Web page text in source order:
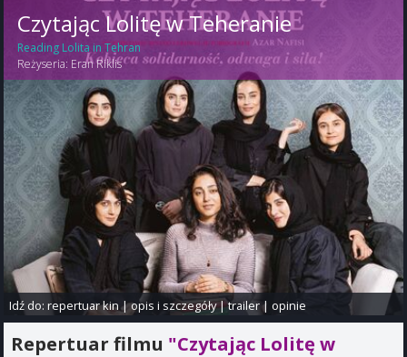
Czytając Lolitę w Teheranie
Reading Lolita in Tehran
Reżyseria: Eran Riklis
Idź do:repertuar kin|opis i szczegóły|trailer|opinie
Repertuar filmu "Czytając Lolitę w